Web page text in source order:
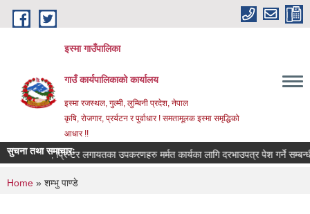
Skip to main content
इस्मा गाउँपालिका
गाउँ कार्यपालिकाको कार्यालय
इस्मा रजस्थल, गुल्मी, लुम्बिनी प्रदेश, नेपाल
कृषि, रोजगार, प्रर्यटन र पुर्वाधार ! समतामूलक इस्मा समृद्धिको
आधार !!
सुचना तथा समाचारः
प्रिन्टर लगायतका उपकरणहरु मर्मत कार्यका लागि दरभाउपत्र पेश गर्ने सम्बन्धी
You are here
Home » शम्भु पाण्डे